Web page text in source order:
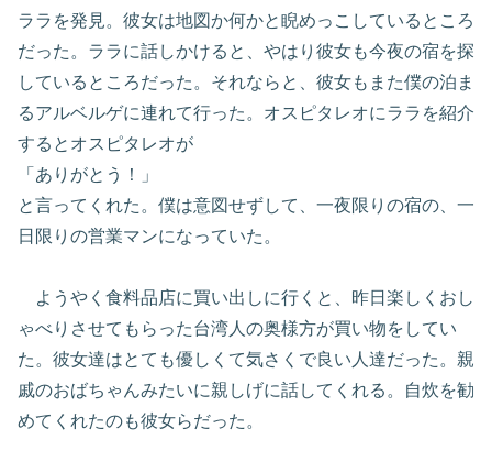
ララを発見。彼女は地図か何かと睨めっこしているところ
だった。ララに話しかけると、やはり彼女も今夜の宿を探
しているところだった。それならと、彼女もまた僕の泊ま
るアルベルゲに連れて行った。オスピタレオにララを紹介
するとオスピタレオが
「ありがとう！」
と言ってくれた。僕は意図せずして、一夜限りの宿の、一
日限りの営業マンになっていた。
ようやく食料品店に買い出しに行くと、昨日楽しくおし
ゃべりさせてもらった台湾人の奥様方が買い物をしてい
た。彼女達はとても優しくて気さくで良い人達だった。親
戚のおばちゃんみたいに親しげに話してくれる。自炊を勧
めてくれたのも彼女らだった。